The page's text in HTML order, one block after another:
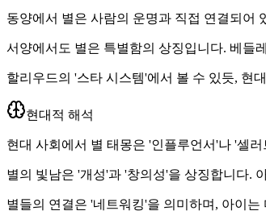
동양에서 별은 사람의 운명과 직접 연결되어
서양에서도 별은 특별함의 상징입니다. 베들
할리우드의 '스타 시스템'에서 볼 수 있듯, 현
현대적 해석
현대 사회에서 별 태몽은 '인플루언서'나 '셀
별의 빛남은 '개성'과 '창의성'을 상징합니다.
별들의 연결은 '네트워킹'을 의미하며, 아이